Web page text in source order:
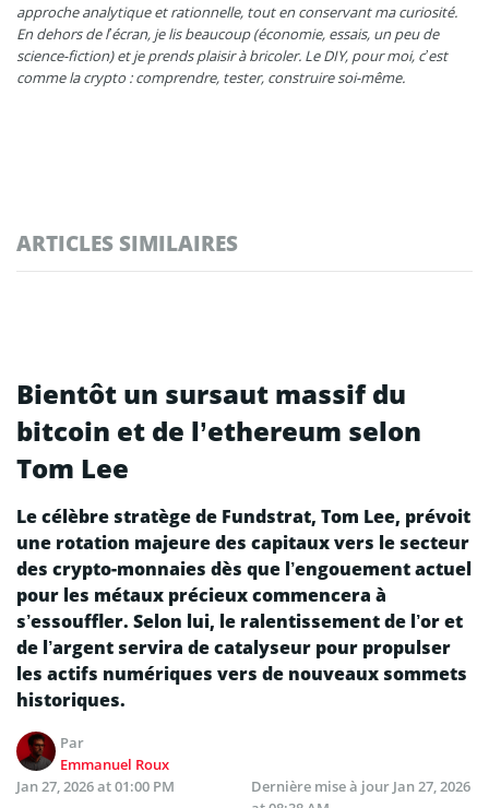
approche analytique et rationnelle, tout en conservant ma curiosité.
En dehors de l’écran, je lis beaucoup (économie, essais, un peu de
science-fiction) et je prends plaisir à bricoler. Le DIY, pour moi, c’est
comme la crypto : comprendre, tester, construire soi-même.
ARTICLES SIMILAIRES
Bientôt un sursaut massif du
bitcoin et de l’ethereum selon
Tom Lee
Le célèbre stratège de Fundstrat, Tom Lee, prévoit
une rotation majeure des capitaux vers le secteur
des crypto-monnaies dès que l’engouement actuel
pour les métaux précieux commencera à
s’essouffler. Selon lui, le ralentissement de l’or et
de l’argent servira de catalyseur pour propulser
les actifs numériques vers de nouveaux sommets
historiques.
Par
Emmanuel Roux
Jan 27, 2026 at 01:00 PM
Dernière mise à jour Jan 27, 2026